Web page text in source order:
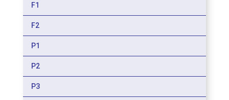
F1
F2
P1
P2
P3